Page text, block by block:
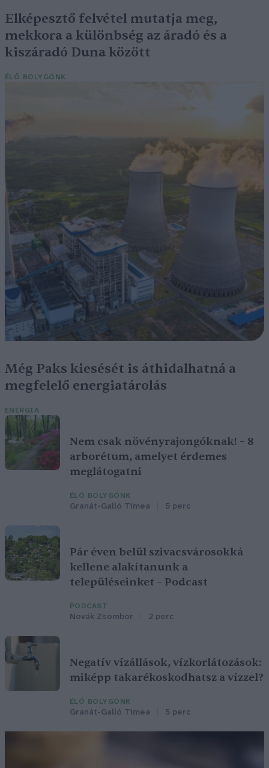
Elképesztő felvétel mutatja meg,
mekkora a különbség az áradó és a
kiszáradó Duna között
ÉLŐ BOLYGÓNK
Még Paks kiesését is áthidalhatná a
megfelelő energiatárolás
ENERGIA
Nem csak növényrajongóknak! – 8
arborétum, amelyet érdemes
meglátogatni
ÉLŐ BOLYGÓNK
Granát-Galló Tímea 5 perc
Pár éven belül szivacsvárosokká
kellene alakítanunk a
településeinket – Podcast
PODCAST
Novák Zsombor 2 perc
Negatív vízállások, vízkorlátozások:
miképp takarékoskodhatsz a vízzel?
ÉLŐ BOLYGÓNK
Granát-Galló Tímea 5 perc